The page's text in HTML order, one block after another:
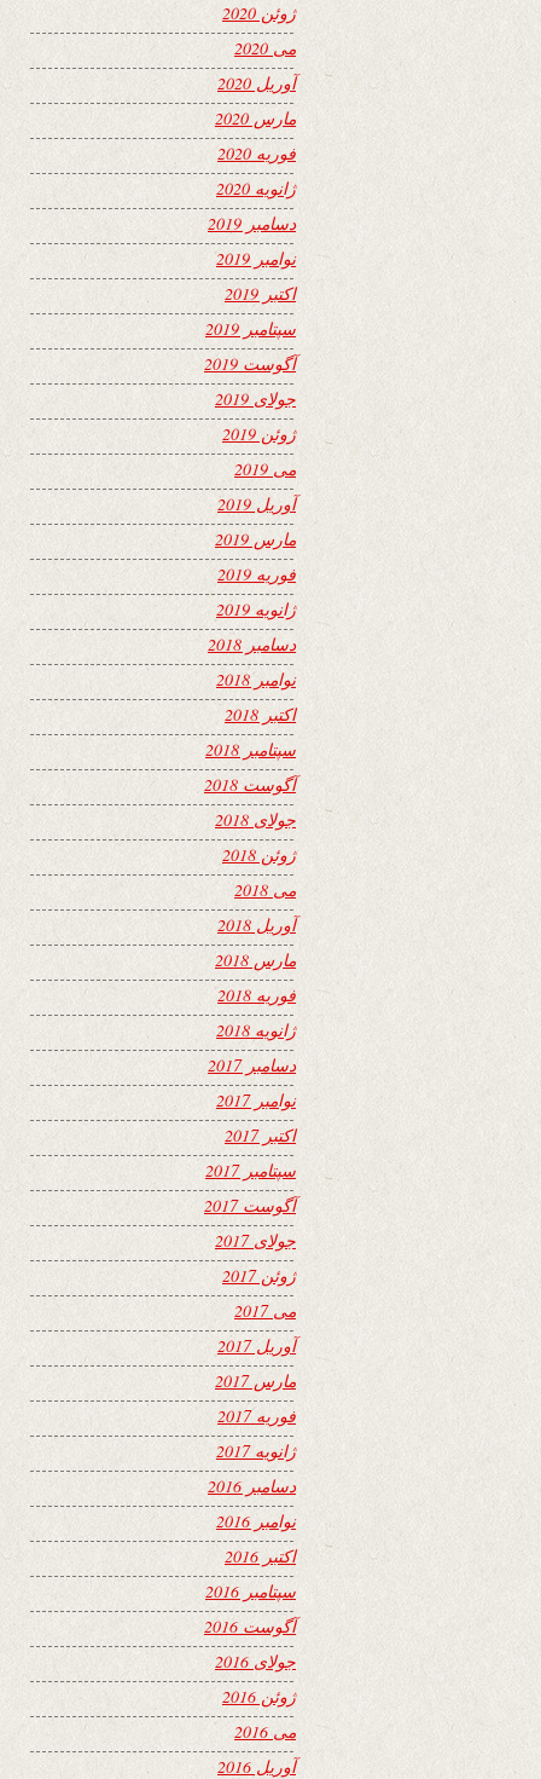
ژوئن 2020
می 2020
آوریل 2020
مارس 2020
فوریه 2020
ژانویه 2020
دسامبر 2019
نوامبر 2019
اکتبر 2019
سپتامبر 2019
آگوست 2019
جولای 2019
ژوئن 2019
می 2019
آوریل 2019
مارس 2019
فوریه 2019
ژانویه 2019
دسامبر 2018
نوامبر 2018
اکتبر 2018
سپتامبر 2018
آگوست 2018
جولای 2018
ژوئن 2018
می 2018
آوریل 2018
مارس 2018
فوریه 2018
ژانویه 2018
دسامبر 2017
نوامبر 2017
اکتبر 2017
سپتامبر 2017
آگوست 2017
جولای 2017
ژوئن 2017
می 2017
آوریل 2017
مارس 2017
فوریه 2017
ژانویه 2017
دسامبر 2016
نوامبر 2016
اکتبر 2016
سپتامبر 2016
آگوست 2016
جولای 2016
ژوئن 2016
می 2016
آوریل 2016